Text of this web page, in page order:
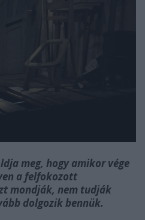
meg, hogy amikor vége
a felfokozott
mondják, nem tudják
dolgozik bennük.